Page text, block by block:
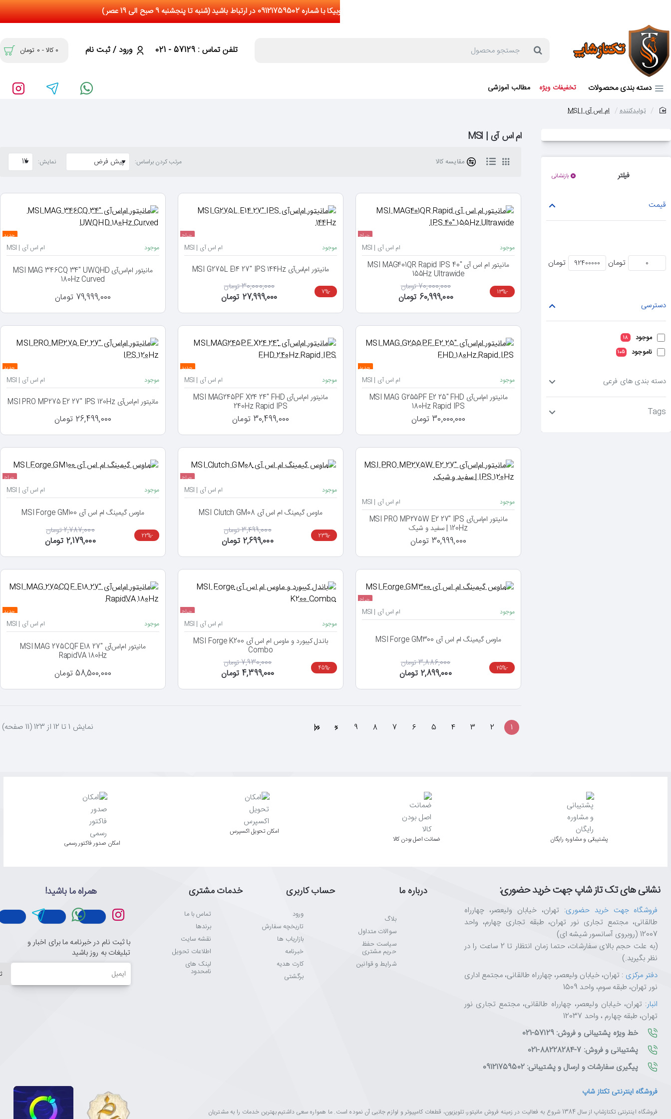
جستجو
تلفن تماس : 57129 - 021 ورود / ثبت نام 0 کالا - 0 تومان
دسته بندی محصولات تخفیفات ویژه مطالب آموزشی
تولیدکننده ام اس آی | MSI
فیلتر بازنشانی
قیمت
تومان تومان
دسترسی
موجود 18
ناموجود 105
دسته بندی های فرعی
Tags
ام اس آی | MSI
مقایسه کالا مرتب کردن براساس: نمایش:
حراج
موجود ام اس آی | MSI
مانیتور ام اس آی MSI MAG401QR Rapid IPS 40"
155Hz Ultrawide
-13% 60,999,000 تومان
70,000,000 تومان
حراج
جدید
موجود ام اس آی | MSI
مانیتور ام‌اس‌آی MSI G275L E14 27" IPS 144Hz
-7% 27,999,000 تومان
30,000,000 تومان
جدید
موجود ام اس آی | MSI
مانیتور ام‌اس‌آی MSI MAG 346CQ 34" UWQHD
180Hz Curved
79,999,000 تومان
جدید
موجود ام اس آی | MSI
مانیتور ام‌اس‌آی MSI MAG G255PF E2 25" FHD
180Hz Rapid IPS
30,000,000 تومان
جدید
موجود ام اس آی | MSI
مانیتور ام‌اس‌آی MSI MAG245PF X24 24" FHD
240Hz Rapid IPS
30,499,000 تومان
جدید
موجود ام اس آی | MSI
مانیتور ام‌اس‌آی MSI PRO MP275 E2 27" IPS 120Hz
26,499,000 تومان
موجود ام اس آی | MSI
مانیتور ام‌اس‌آی MSI PRO MP275W E2 27" IPS
120Hz | سفید و شیک
30,999,000 تومان
حراج
موجود ام اس آی | MSI
ماوس گیمینگ ام اس آی MSI Clutch GM08
-23% 2,699,000 تومان
3,499,000 تومان
حراج
موجود ام اس آی | MSI
ماوس گیمینگ ام اس آی MSI Forge GM100
-22% 2,179,000 تومان
2,787,000 تومان
حراج
موجود ام اس آی | MSI
ماوس گیمینگ ام اس آی MSI Forge GM300
-25% 2,899,000 تومان
3,886,000 تومان
حراج
موجود ام اس آی | MSI
باندل کیبورد و ماوس ام اس آی MSI Forge K200
Combo
-45% 4,399,000 تومان
7,930,000 تومان
جدید
موجود ام اس آی | MSI
مانیتور ام‌اس‌آی MSI MAG 275CQF E18 27"
RapidVA 180Hz
58,500,000 تومان
1
2
3
4
5
6
7
8
9
>
>| نمايش 1 تا 12 از 123 (11 صفحه)
پشتیبانی و مشاوره رایگان ﺿﻤﺎﻧﺖ اﺻﻞ ﺑﻮدن ﮐﺎﻟﺎ
اﻣﮑﺎن ﺗﺤﻮﯾﻞ اﮐﺴﭙﺮس
امکان صدور فاکتور رسمی
نشانی های تک تاز شاپ جهت خرید حضوری:
فروشگاه جهت خرید حضوری: تهران، خیابان ولیعصر، چهارراه
طالقانی، مجتمع تجاری نور تهران، طبقه تجاری چهارم، واحد
12007 (روبروی آسانسور شیشه ای)
(به علت حجم بالای سفارشات، حتما زمان انتظار تا 2 ساعت را در
نظر بگیرید.)
دفتر مرکزی : تهران، خیابان ولیعصر، چهارراه طالقانی، مجتمع اداری
نور تهران، طبقه سوم، واحد 1509
انبار: تهران، خیابان ولیعصر، چهارراه طالقانی، مجتمع تجاری نور
تهران، طبقه چهارم ، واحد 12037
خط ویژه پشتیبانی و فروش: 57129-021
پشتیبانی و فروش: 7-88228284-021
پیگیری سفارشات و ارسال و پشتیبانی: 09121759502
درباره ما
بلاگ
سوالات متداول
سیاست حفظ
حریم مشتری
شرایط و قوانین
حساب کاربری
ورود
تاریخچه سفارش
بازاریاب ها
خبرنامه
کارت هدیه
برگشتی
خدمات مشتری
تماس با ما
برندها
نقشه سایت
اطلاعات تحویل
لینک های
نامحدود
همراه ما باشید!
با ثبت نام در خبرنامه ما برای اخبار و
تبلیغات به روز باشید
ایمیل
فروشگاه اینترنتی تکتاز شاپ
فروشگاه اینترنتی تکتازشاپ از سال 1384 شروع به فعالیت در زمینه فروش مانیتور، تلویزیون، قطعات کامپیوتر و لوازم جانبی آن نموده است. ما همواره سعی داشتیم بهترین خدمات را به مشتریان